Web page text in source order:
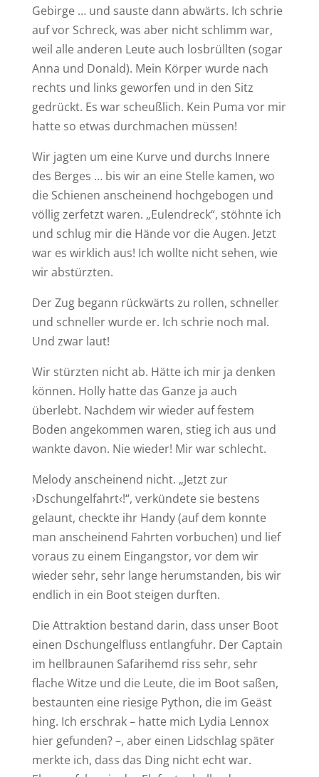
Gebirge … und sauste dann abwärts. Ich schrie
auf vor Schreck, was aber nicht schlimm war,
weil alle anderen Leute auch losbrüllten (sogar
Anna und Donald). Mein Körper wurde nach
rechts und links geworfen und in den Sitz
gedrückt. Es war scheußlich. Kein Puma vor mir
hatte so etwas durchmachen müssen!
Wir jagten um eine Kurve und durchs Innere
des Berges … bis wir an eine Stelle kamen, wo
die Schienen anscheinend hochgebogen und
völlig zerfetzt waren. „Eulendreck“, stöhnte ich
und schlug mir die Hände vor die Augen. Jetzt
war es wirklich aus! Ich wollte nicht sehen, wie
wir abstürzten.
Der Zug begann rückwärts zu rollen, schneller
und schneller wurde er. Ich schrie noch mal.
Und zwar laut!
Wir stürzten nicht ab. Hätte ich mir ja denken
können. Holly hatte das Ganze ja auch
überlebt. Nachdem wir wieder auf festem
Boden angekommen waren, stieg ich aus und
wankte davon. Nie wieder! Mir war schlecht.
Melody anscheinend nicht. „Jetzt zur
›Dschungelfahrt‹!“, verkündete sie bestens
gelaunt, checkte ihr Handy (auf dem konnte
man anscheinend Fahrten vorbuchen) und lief
voraus zu einem Eingangstor, vor dem wir
wieder sehr, sehr lange herumstanden, bis wir
endlich in ein Boot steigen durften.
Die Attraktion bestand darin, dass unser Boot
einen Dschungelfluss entlangfuhr. Der Captain
im hellbraunen Safarihemd riss sehr, sehr
flache Witze und die Leute, die im Boot saßen,
bestaunten eine riesige Python, die im Geäst
hing. Ich erschrak – hatte mich Lydia Lennox
hier gefunden? –, aber einen Lidschlag später
merkte ich, dass das Ding nicht echt war.